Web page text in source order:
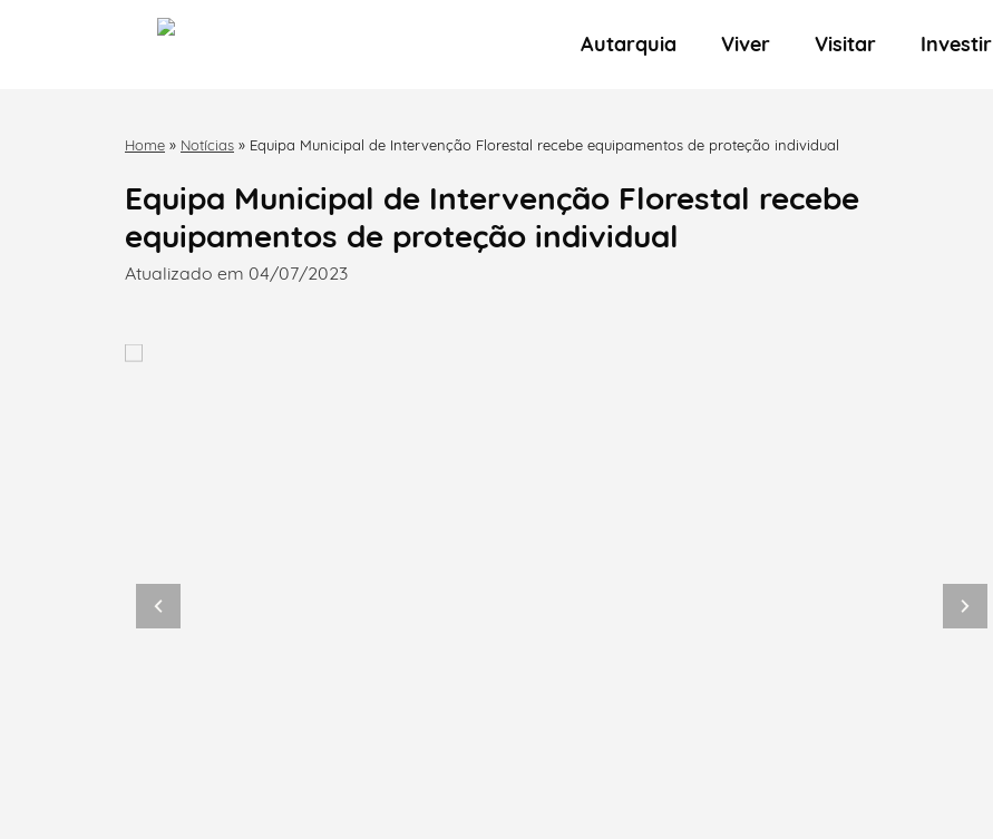
Autarquia Viver Visitar Investir
Home » Notícias » Equipa Municipal de Intervenção Florestal recebe equipamentos de proteção individual
Equipa Municipal de Intervenção Florestal recebe
equipamentos de proteção individual
Atualizado em 04/07/2023